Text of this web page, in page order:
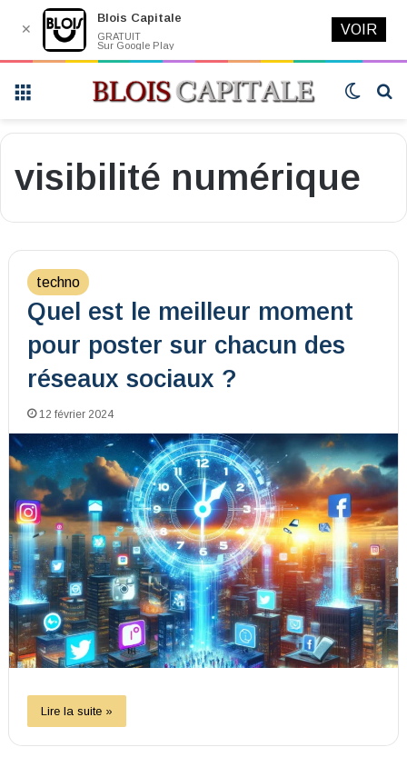
Switch
visibilité numérique
techno
Quel est le meilleur moment
pour poster sur chacun des
réseaux sociaux ?
12 février 2024
Lire la suite »
✕
Blois Capitale
GRATUIT
Sur Google Play
VOIR